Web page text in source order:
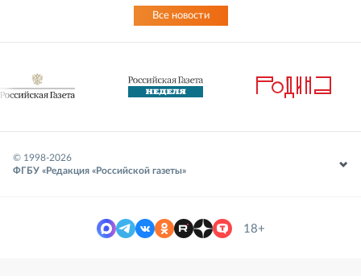
Все новости
© 1998-2026
ФГБУ «Редакция «Российской газеты»
18+